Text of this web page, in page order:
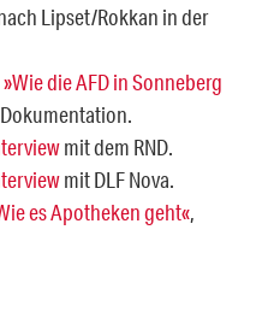
Lipset/Rokkan in der
»Wie die AFD in Sonneberg
mit dem RND.
mit DLF Nova.
es Apotheken geht«,